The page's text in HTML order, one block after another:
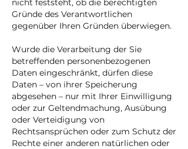
nicht feststeht, ob die berechtigten
Gründe des Verantwortlichen
gegenüber Ihren Gründen überwiegen.
Wurde die Verarbeitung der Sie
betreffenden personenbezogenen
Daten eingeschränkt, dürfen diese
Daten – von ihrer Speicherung
abgesehen – nur mit Ihrer Einwilligung
oder zur Geltendmachung, Ausübung
oder Verteidigung von
Rechtsansprüchen oder zum Schutz der
Rechte einer anderen natürlichen oder